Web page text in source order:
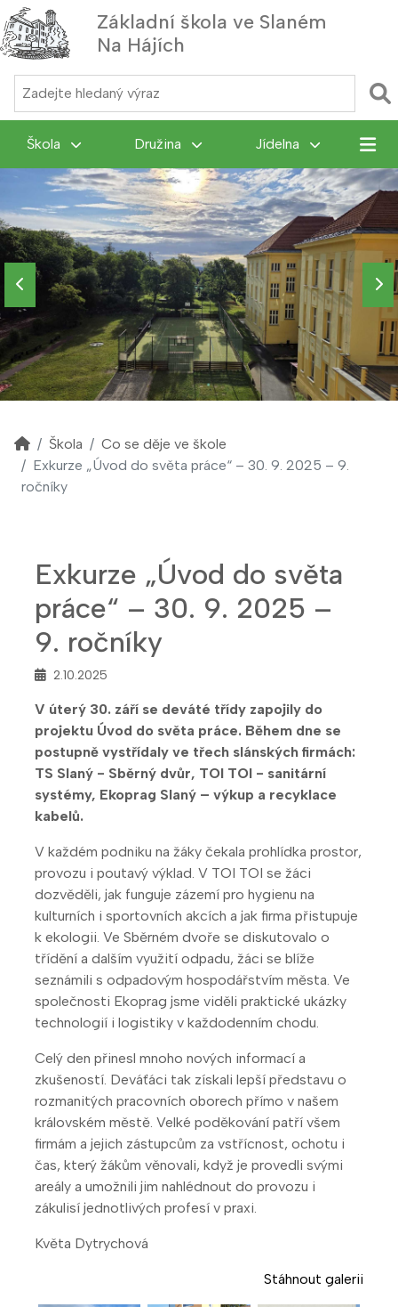
Základní škola ve Slaném
Na Hájích
Škola Družina Jídelna
Škola
Co se děje ve škole
Exkurze „Úvod do světa práce“ – 30. 9. 2025 – 9.
ročníky
Exkurze „Úvod do světa
práce“ – 30. 9. 2025 –
9. ročníky
2.10.2025
V úterý 30. září se deváté třídy zapojily do
projektu Úvod do světa práce. Během dne se
postupně vystřídaly ve třech slánských firmách:
TS Slaný - Sběrný dvůr, TOI TOI - sanitární
systémy, Ekoprag Slaný – výkup a recyklace
kabelů.
V každém podniku na žáky čekala prohlídka prostor,
provozu i poutavý výklad. V TOI TOI se žáci
dozvěděli, jak funguje zázemí pro hygienu na
kulturních i sportovních akcích a jak firma přistupuje
k ekologii. Ve Sběrném dvoře se diskutovalo o
třídění a dalším využití odpadu, žáci se blíže
seznámili s odpadovým hospodářstvím města. Ve
společnosti Ekoprag jsme viděli praktické ukázky
technologií i logistiky v každodenním chodu.
Celý den přinesl mnoho nových informací a
zkušeností. Deváťáci tak získali lepší představu o
rozmanitých pracovních oborech přímo v našem
královském městě. Velké poděkování patří všem
firmám a jejich zástupcům za vstřícnost, ochotu i
čas, který žákům věnovali, když je provedli svými
areály a umožnili jim nahlédnout do provozu i
zákulisí jednotlivých profesí v praxi.
Květa Dytrychová
Stáhnout galerii